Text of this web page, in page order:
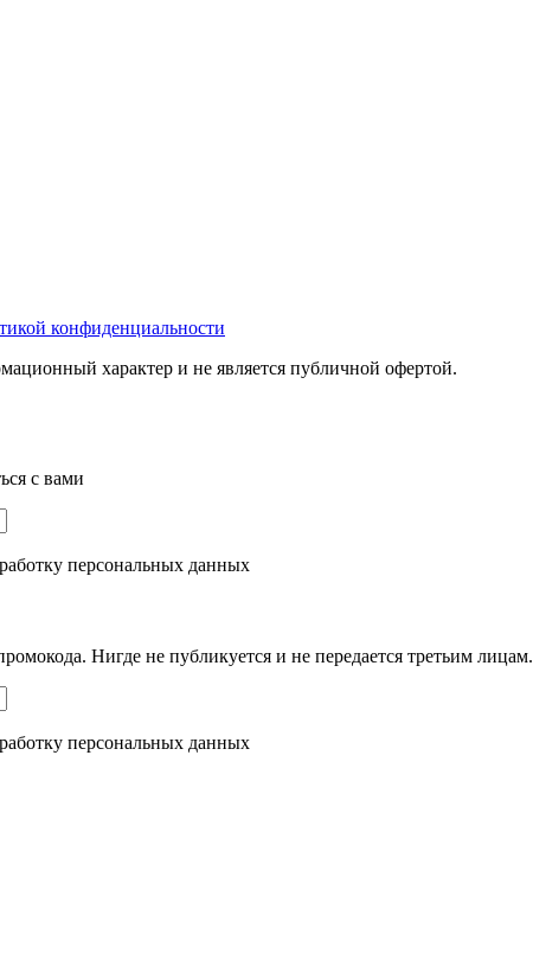
конфиденциальности
характер и не является публичной офертой.
с вами
персональных данных
Нигде не публикуется и не передается третьим лицам.
персональных данных